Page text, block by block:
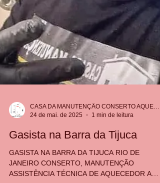
24 de mai. de 2025
1 min de leitura